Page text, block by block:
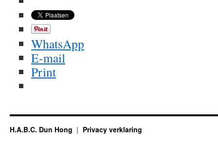
WhatsApp
E-mail
Print
H.A.B.C. Dun Hong Privacy verklaring